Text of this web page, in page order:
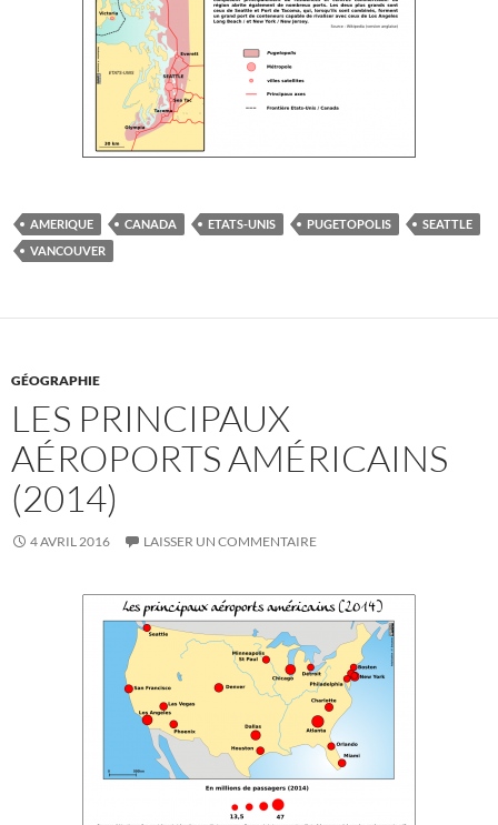
AMERIQUE CANADA ETATS-UNIS PUGETOPOLIS
SEATTLE
VANCOUVER
GÉOGRAPHIE
LES PRINCIPAUX
AÉROPORTS AMÉRICAINS
(2014)
4 AVRIL 2016 LAISSER UN COMMENTAIRE